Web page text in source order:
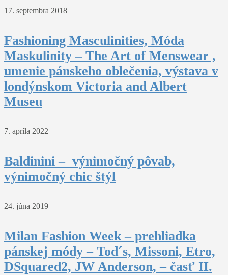
17. septembra 2018
Fashioning Masculinities, Móda
Maskulinity – The Art of Menswear ,
umenie pánskeho oblečenia, výstava v
londýnskom Victoria and Albert
Museu
7. apríla 2022
Baldinini – výnimočný pôvab,
výnimočný chic štýl
24. júna 2019
Milan Fashion Week – prehliadka
pánskej módy – Tod´s, Missoni, Etro,
DSquared2, JW Anderson, – časť II.